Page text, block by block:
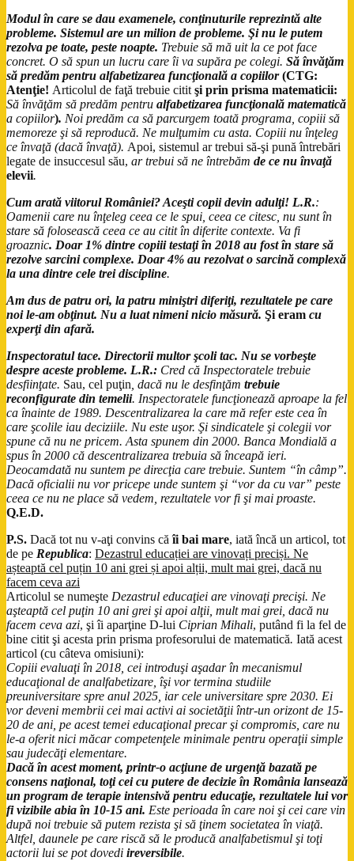
Modul în care se dau examenele, conţinuturile reprezintă alte
probleme. Sistemul are un milion de probleme. Şi nu le putem
rezolva pe toate, peste noapte. Trebuie să mă uit la ce pot face
concret. O să spun un lucru care îi va supăra pe colegi. Să învăţăm
să predăm pentru alfabetizarea funcţională a copiilor(CTG:
Atenţie! Articolul de faţă trebuie cititşi prin prisma matematicii:
Să învăţăm să predăm pentru alfabetizarea funcţională matematică
a copiilor). Noi predăm ca să parcurgem toată programa, copiii să
memoreze şi să reproducă. Ne mulţumim cu asta. Copiii nu înţeleg
ce învaţă (dacă învaţă). Apoi, sistemul ar trebui să-şi pună întrebări
legate de insuccesul său, ar trebui să ne întrebăm de ce nu învaţă
elevii.
Cum arată viitorul României? Aceşti copii devin adulţi! L.R.:
Oamenii care nu înţeleg ceea ce le spui, ceea ce citesc, nu sunt în
stare să folosească ceea ce au citit în diferite contexte. Va fi
groaznic. Doar 1% dintre copiii testaţi în 2018 au fost în stare să
rezolve sarcini complexe. Doar 4% au rezolvat o sarcină complexă
la una dintre cele trei discipline.
Am dus de patru ori, la patru miniştri diferiţi, rezultatele pe care
noi le-am obţinut. Nu a luat nimeni nicio măsură. Şi eram cu
experţi din afară.
Inspectoratul tace. Directorii multor şcoli tac. Nu se vorbeşte
despre aceste probleme. L.R.: Cred că Inspectoratele trebuie
desfiinţate. Sau, cel puţin, dacă nu le desfinţăm trebuie
reconfigurate din temelii. Inspectoratele funcţionează aproape la fel
ca înainte de 1989. Descentralizarea la care mă refer este cea în
care şcolile iau deciziile. Nu este uşor. Şi sindicatele şi colegii vor
spune că nu ne pricem. Asta spunem din 2000. Banca Mondială a
spus în 2000 că descentralizarea trebuia să înceapă ieri.
Deocamdată nu suntem pe direcţia care trebuie. Suntem “în câmp”.
Dacă oficialii nu vor pricepe unde suntem şi “vor da cu var” peste
ceea ce nu ne place să vedem, rezultatele vor fi şi mai proaste.
Q.E.D.
P.S. Dacă tot nu v-aţi convins căîi bai mare, iată încă un articol, tot
de pe Republica: Dezastrul educației are vinovați preciși. Ne
așteaptă cel puțin 10 ani grei și apoi alții, mult mai grei, dacă nu
facem ceva azi
Articolul se numeşte Dezastrul educaţiei are vinovaţi precişi. Ne
aşteaptă cel puţin 10 ani grei şi apoi alţii, mult mai grei, dacă nu
facem ceva azi, şi îi aparţine D-lui Ciprian Mihali, putând fi la fel de
bine citit şi acesta prin prisma profesorului de matematică. Iată acest
articol (cu câteva omisiuni):
Copiii evaluaţi în 2018, cei introduşi aşadarîn mecanismul
educaţional de analfabetizare, îşi vor termina studiile
preuniversitare spre anul 2025, iar cele universitare spre 2030. Ei
vor deveni membrii cei mai activi ai societăţii într-un orizont de 15-
20 de ani, pe acest temei educaţional precar şi compromis, care nu
le-a oferit nici măcar competenţele minimale pentru operaţii simple
sau judecăţi elementare.
Dacă în acest moment, printr-o acţiune de urgenţă bazată pe
consens naţional, toţi cei cu putere de decizie în România lansează
un program de terapie intensivă pentru educaţie, rezultatele lui vor
fi vizibile abia în 10-15 ani. Este perioada în care noi şi cei care vin
după noi trebuie să putem rezista şi să ţinem societatea în viaţă.
Altfel, daunele pe care riscă să le producă analfabetismul şi toţi
actorii lui se pot dovedi ireversibile.